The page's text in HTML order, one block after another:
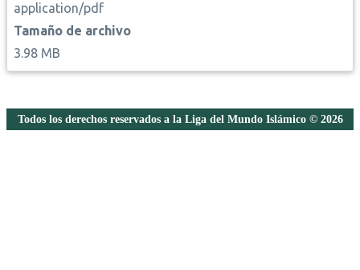
application/pdf
Tamaño de archivo
3.98 MB
Todos los derechos reservados a la Liga del Mundo Islámico © 2026